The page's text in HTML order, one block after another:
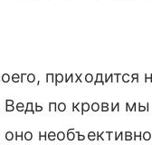
приходится
по крови
оно